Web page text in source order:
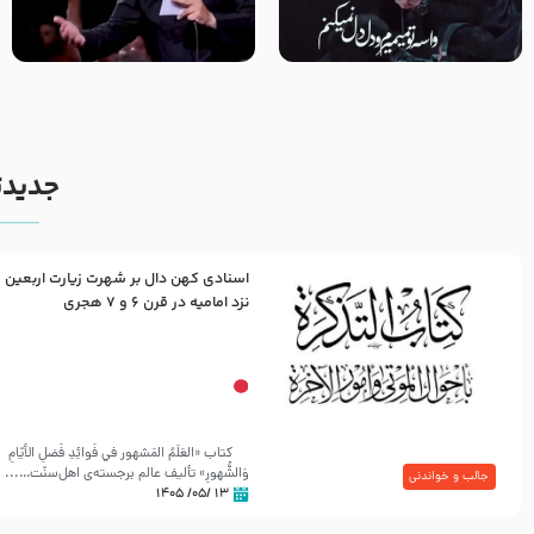
مصداق کربلا – حاج حسین سیب
شور ، حسینا! به‌ حق زهرا «أُنْظُرْ
إِلَینا» – عزاداری شب هفتم ماه
جالب و خواندنی
اسنادی کهن دال بر شهرت زیارت اربعین
نزد امامیه در قرن ۶ و ۷ هجری
کتاب «العَلَمُ المَشهور في فَوائِدِ فَضلِ الأيّامِ
وَالشُّهورِ» تألیف عالم برجسته‌ی اهل‌سنّت…...
۱۳ /۰۵/ ۱۴۰۵